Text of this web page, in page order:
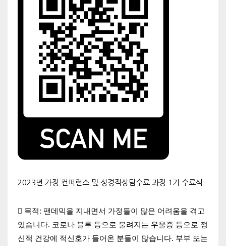
2023년 가정 컨퍼런스 및 성경적상담수료 과정 1기 수료식
 목적: 팬데믹을 지내면서 가정들이 많은 어려움을 겪고
있습니다. 코로나 블루 등으로 불려지는 우울증 등으로 정
신적 건강에 적신호가 들어온 분들이 많습니다. 부부 또는